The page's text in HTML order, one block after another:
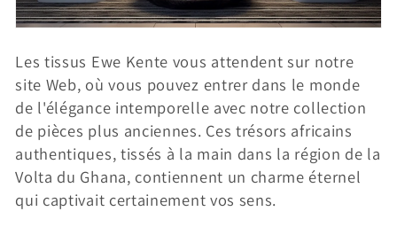
i
o
n
:
Les tissus Ewe Kente vous attendent sur notre
site Web, où vous pouvez entrer dans le monde
de l'élégance intemporelle avec notre collection
de pièces plus anciennes. Ces trésors africains
authentiques, tissés à la main dans la région de la
Volta du Ghana, contiennent un charme éternel
qui captivait certainement vos sens.